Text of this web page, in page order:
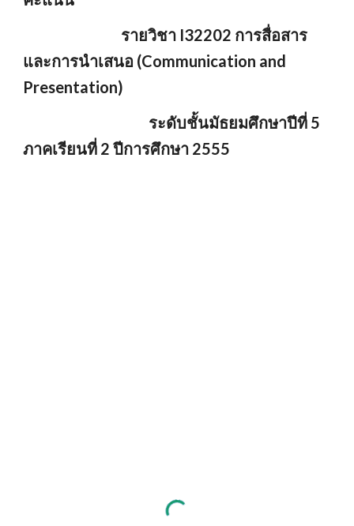
และการนำเสนอ (Communication and
Presentation)
ระดับชั้นมัธยมศึกษาปีที่ 5
ภาคเรียนที่ 2 ปีการศึกษา 2555